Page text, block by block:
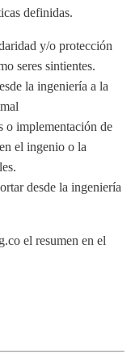
definidas.
y/o protección
seres sintientes.
la ingeniería a la
o implementación de
el ingenio o la
desde la ingeniería
el resumen en el